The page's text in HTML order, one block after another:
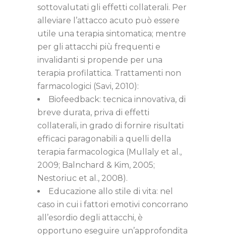
sottovalutati gli effetti collaterali. Per
alleviare l’attacco acuto può essere
utile una terapia sintomatica; mentre
per gli attacchi più frequenti e
invalidanti si propende per una
terapia profilattica. Trattamenti non
farmacologici (Savi, 2010):
Biofeedback: tecnica innovativa, di
breve durata, priva di effetti
collaterali, in grado di fornire risultati
efficaci paragonabili a quelli della
terapia farmacologica (Mullaly et al.,
2009; Balnchard & Kim, 2005;
Nestoriuc et al., 2008).
Educazione allo stile di vita: nel
caso in cui i fattori emotivi concorrano
all’esordio degli attacchi, è
opportuno eseguire un’approfondita